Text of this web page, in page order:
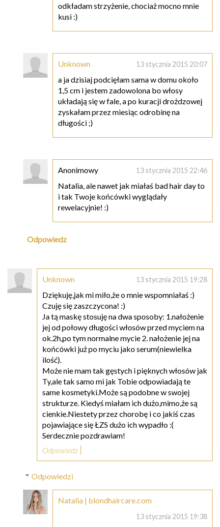
odkładam strzyżenie, chociaż mocno mnie
kusi :)
Unknown 13 stycznia 2015 20:07
a ja dzisiaj podcięłam sama w domu około
1,5 cm i jestem zadowolona bo włosy
układają się w fale, a po kuracji drożdzowej
zyskałam przez miesiąc odrobinę na
długości ;)
Anonimowy 13 stycznia 2015 22:46
Natalia, ale nawet jak miałaś bad hair day to
i tak Twoje końcówki wyglądały
rewelacyjnie! :)
Odpowiedz
Unknown 13 stycznia 2015 19:28
Dziękuję,jak mi miło,że o mnie wspomniałaś :)
Czuję się zaszczycona! :)
Ja tą maskę stosuję na dwa sposoby: 1.nałożenie
jej od połowy długości włosów przed myciem na
ok.2h,po tym normalne mycie 2. nałożenie jej na
końcówki już po myciu jako serum(niewielka
ilość).
Może nie mam tak gęstych i pięknych włosów jak
Ty,ale tak samo mi jak Tobie odpowiadają te
same kosmetyki.Może są podobne w swojej
strukturze. Kiedyś miałam ich dużo,mimo,że są
cienkie.Niestety przez chorobę i co jakiś czas
pojawiające się ŁZS dużo ich wypadło :(
Serdecznie pozdrawiam!
Odpowiedz
Odpowiedzi
Natalia | blondhaircare.com
13 stycznia 2015 19:38